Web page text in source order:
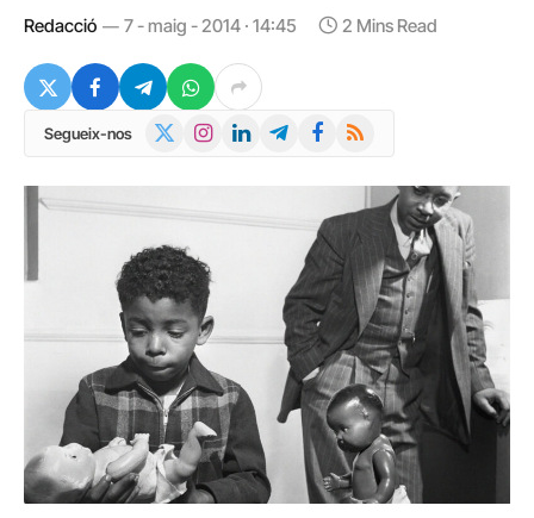
Redacció 7 - maig - 2014 · 14:45 2 Mins Read
Segueix-nos InstagramLinkedInTelegramFacebook
RSS